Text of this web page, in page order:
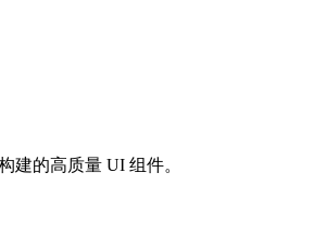
建的高质量 UI 组件。